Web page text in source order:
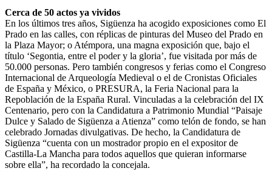
Cerca de 50 actos ya vividos
En los últimos tres años, Sigüenza ha acogido exposiciones como El
Prado en las calles, con réplicas de pinturas del Museo del Prado en
la Plaza Mayor; o Atémpora, una magna exposición que, bajo el
título ‘Segontia, entre el poder y la gloria’, fue visitada por más de
50.000 personas. Pero también congresos y ferias como el Congreso
Internacional de Arqueología Medieval o el de Cronistas Oficiales
de España y México, o PRESURA, la Feria Nacional para la
Repoblación de la España Rural. Vinculadas a la celebración del IX
Centenario, pero con la Candidatura a Patrimonio Mundial “Paisaje
Dulce y Salado de Sigüenza a Atienza” como telón de fondo, se han
celebrado Jornadas divulgativas. De hecho, la Candidatura de
Sigüenza “cuenta con un mostrador propio en el expositor de
Castilla-La Mancha para todos aquellos que quieran informarse
sobre ella”, ha recordado la concejala.